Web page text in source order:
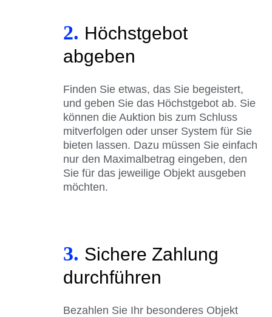
2. Höchstgebot
abgeben
Finden Sie etwas, das Sie begeistert,
und geben Sie das Höchstgebot ab. Sie
können die Auktion bis zum Schluss
mitverfolgen oder unser System für Sie
bieten lassen. Dazu müssen Sie einfach
nur den Maximalbetrag eingeben, den
Sie für das jeweilige Objekt ausgeben
möchten.
3. Sichere Zahlung
durchführen
Bezahlen Sie Ihr besonderes Objekt